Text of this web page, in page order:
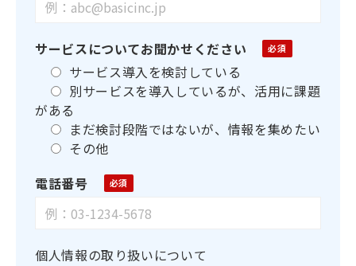
サービスについてお聞かせください
サービス導入を検討している
別サービスを導入しているが、活用に課題
がある
まだ検討段階ではないが、情報を集めたい
その他
電話番号
個人情報の取り扱いについて